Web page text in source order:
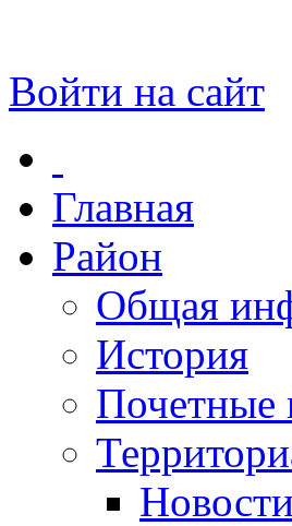
Войти на сайт
Главная
Район
Общая
История
Почетные
Новости